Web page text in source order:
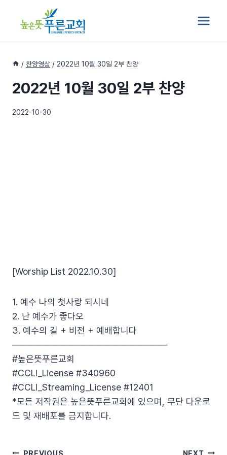
/ 찬양영상 / 2022년 10월 30일 2부 찬양
2022년 10월 30일 2부 찬양
2022-10-30
[Worship List 2022.10.30]
1. 예수 나의 첫사랑 되시네
2. 난 예수가 좋다오
3. 예수의 길 + 비전 + 예배합니다
——————————————————
#높은뜻푸른교회
#CCLI_License #340960
#CCLI_Streaming_License #12401
*모든 저작권은 높은뜻푸른교회에 있으며, 무단 다운로
드 및 재배포를 금지합니다.
PREVIOUS NEXT